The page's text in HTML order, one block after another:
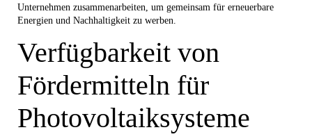
Unternehmen zusammenarbeiten, um gemeinsam für erneuerbare
Energien und Nachhaltigkeit zu werben.
Verfügbarkeit von
Fördermitteln für
Photovoltaiksysteme